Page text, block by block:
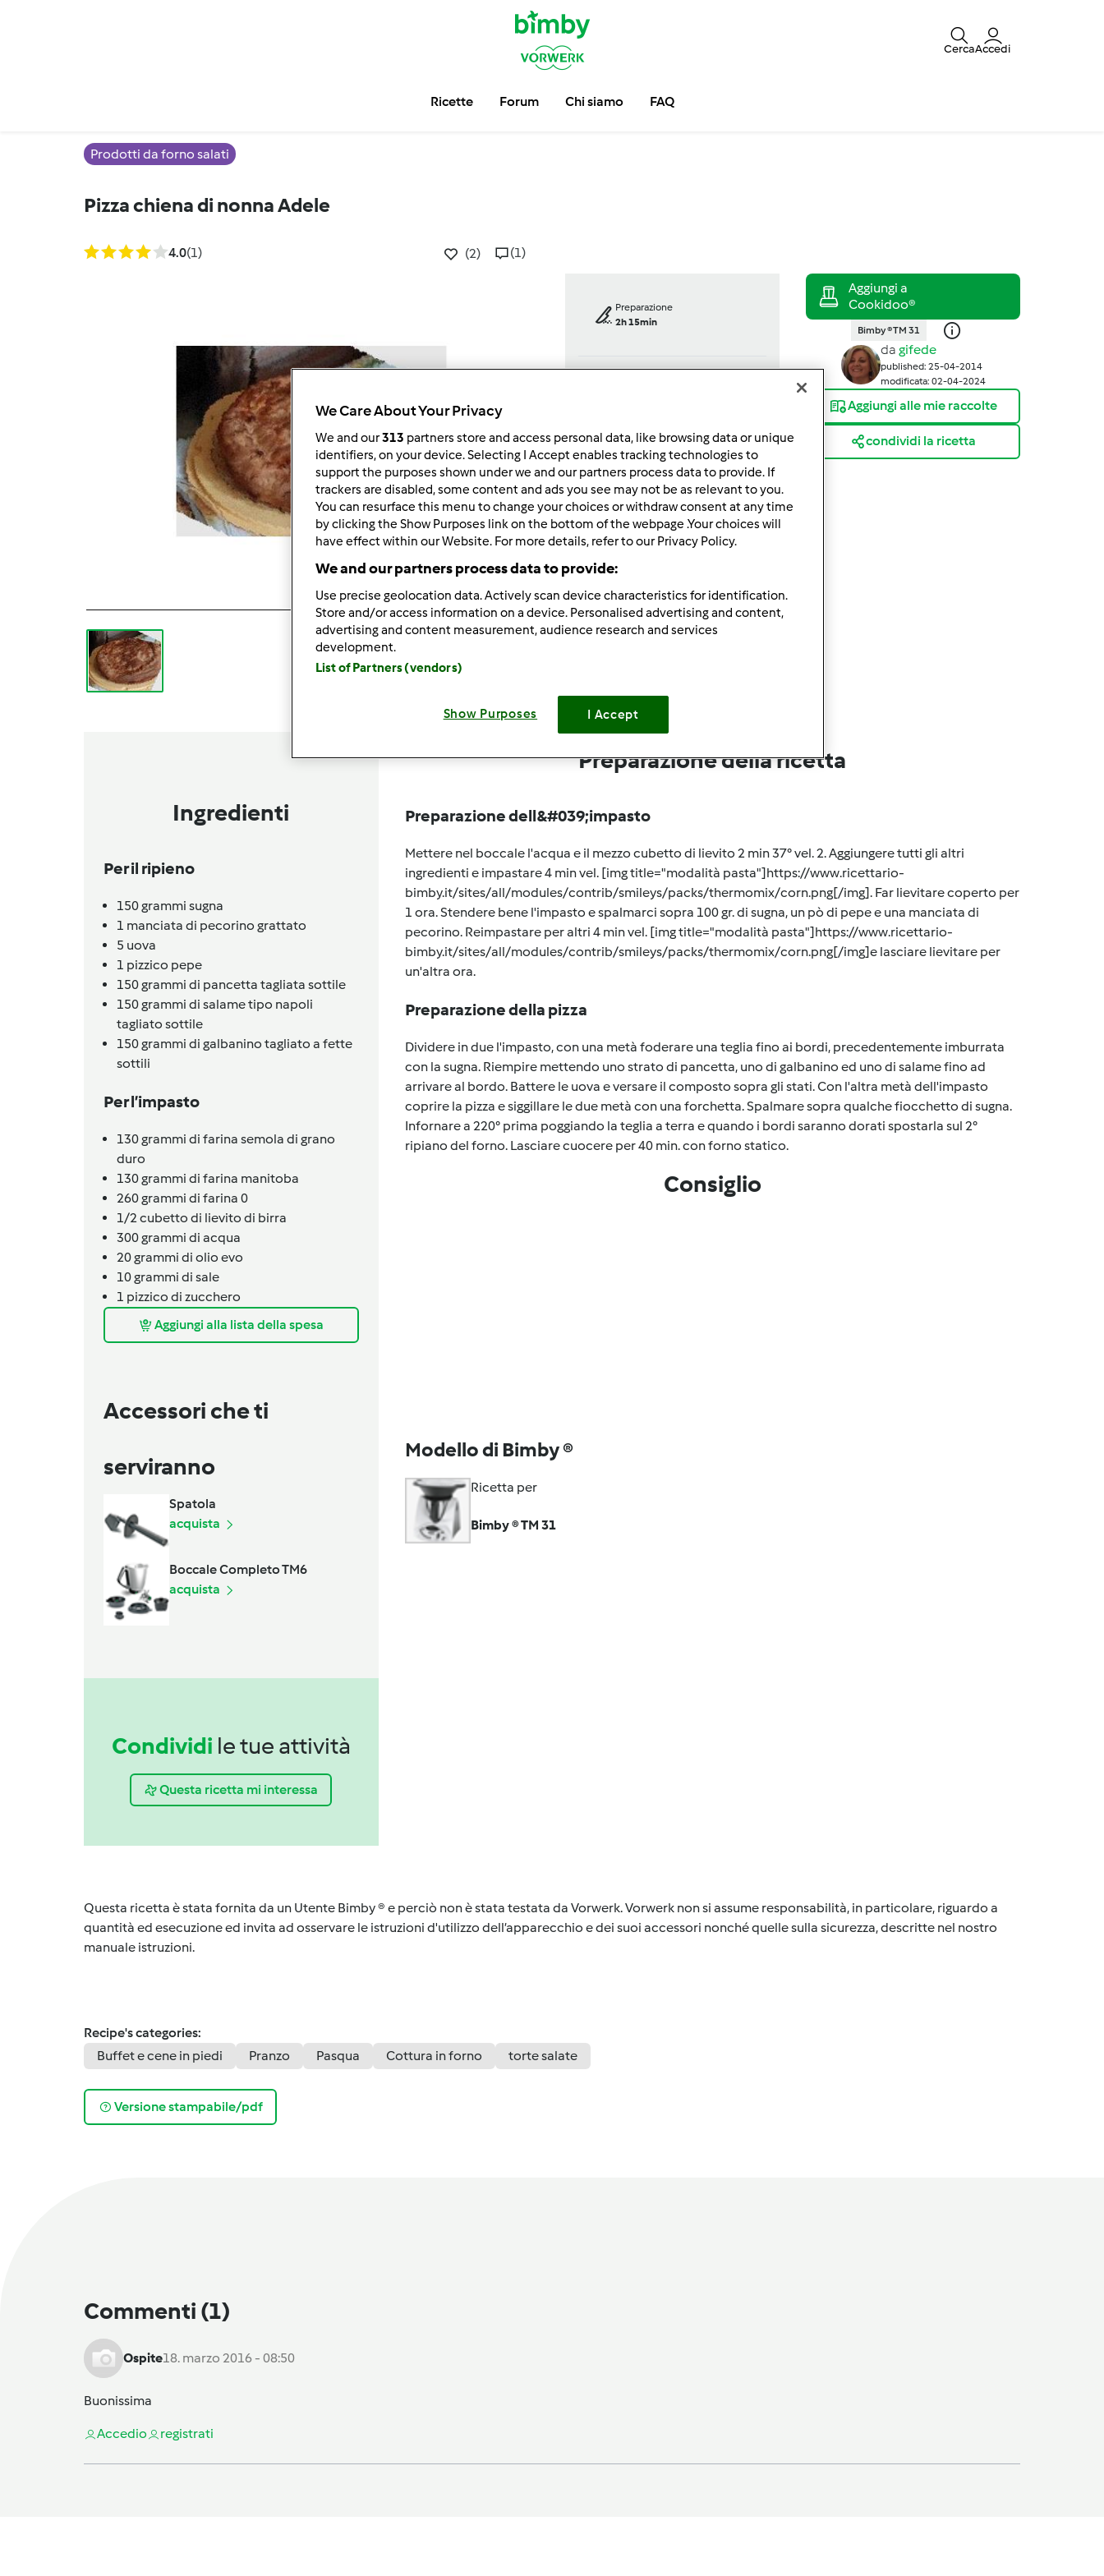
CercaAccedi
Ricette Forum Chi siamo FAQ
Prodotti da forno salati
Pizza chiena di nonna Adele
4.0(1) (2) (1)
Preparazione
2h 15min
porzione/porzioni
10fetta/fette
medio
Bimby ® TM 31
da gifede
published: 25-04-2014
modificata: 02-04-2024
Aggiungi alle mie raccolte
condividi la ricetta
Ingredienti
Per il ripieno
150grammi sugna
1 manciata di pecorino grattato
5 uova
1 pizzico pepe
150grammi di pancetta tagliata sottile
150grammi di salame tipo napoli
tagliato sottile
150grammi di galbanino tagliato a fette
sottili
Per l’impasto
130grammi di farina semola di grano
duro
130grammi di farina manitoba
260grammi di farina 0
1/2cubetto di lievito di birra
300grammi di acqua
20grammi di olio evo
10grammi di sale
1 pizzico di zucchero
Aggiungi alla lista della spesa
Accessori che ti
serviranno
Spatola
acquista
Boccale Completo TM6
acquista
Condividi le tue attività
Questa ricetta mi interessa
Preparazione della ricetta
Preparazione dell&#039;impasto
Mettere nel boccale l'acqua e il mezzo cubetto di lievito 2 min 37° vel. 2. Aggiungere tutti gli altri
ingredienti e impastare 4 min vel. [img title="modalità pasta"]https://www.ricettario-
bimby.it/sites/all/modules/contrib/smileys/packs/thermomix/corn.png[/img]. Far lievitare coperto per
1 ora. Stendere bene l'impasto e spalmarci sopra 100 gr. di sugna, un pò di pepe e una manciata di
pecorino. Reimpastare per altri 4 min vel. [img title="modalità pasta"]https://www.ricettario-
bimby.it/sites/all/modules/contrib/smileys/packs/thermomix/corn.png[/img]e lasciare lievitare per
un'altra ora.
Preparazione della pizza
Dividere in due l'impasto, con una metà foderare una teglia fino ai bordi, precedentemente imburrata
con la sugna. Riempire mettendo uno strato di pancetta, uno di galbanino ed uno di salame fino ad
arrivare al bordo. Battere le uova e versare il composto sopra gli stati. Con l'altra metà dell'impasto
coprire la pizza e siggillare le due metà con una forchetta. Spalmare sopra qualche fiocchetto di sugna.
Infornare a 220° prima poggiando la teglia a terra e quando i bordi saranno dorati spostarla sul 2°
ripiano del forno. Lasciare cuocere per 40 min. con forno statico.
Consiglio
Modello di Bimby ®
Ricetta per
Bimby ® TM 31
Questa ricetta è stata fornita da un Utente Bimby ® e perciò non è stata testata da Vorwerk. Vorwerk non si assume responsabilità, in particolare, riguardo a
quantità ed esecuzione ed invita ad osservare le istruzioni d'utilizzo dell’apparecchio e dei suoi accessori nonché quelle sulla sicurezza, descritte nel nostro
manuale istruzioni.
Recipe's categories:
Buffet e cene in piedi
Pranzo Pasqua Cottura in forno torte salate
Versione stampabile/pdf
Commenti (1)
Ospite18. marzo 2016 - 08:50
Buonissima
Accedio registrati
We Care About Your Privacy
We and our313 partners store and access personal data, like browsing data or unique
identifiers, on your device. Selecting I Accept enables tracking technologies to
support the purposes shown under we and our partners process data to provide. If
trackers are disabled, some content and ads you see may not be as relevant to you.
You can resurface this menu to change your choices or withdraw consent at any time
by clicking the Show Purposes link on the bottom of the webpage .Your choices will
have effect within our Website. For more details, refer to our Privacy Policy.
We and our partners process data to provide:
Use precise geolocation data. Actively scan device characteristics for identification.
Store and/or access information on a device. Personalised advertising and content,
advertising and content measurement, audience research and services
development.
List of Partners (vendors)
Show Purposes I Accept